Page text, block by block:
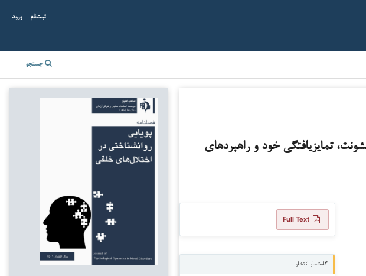
جستجو
ثبت‌نام ورود
تمایزیافتگی خود و راهبردهای
Full Text
گاه‌شمار انتشار